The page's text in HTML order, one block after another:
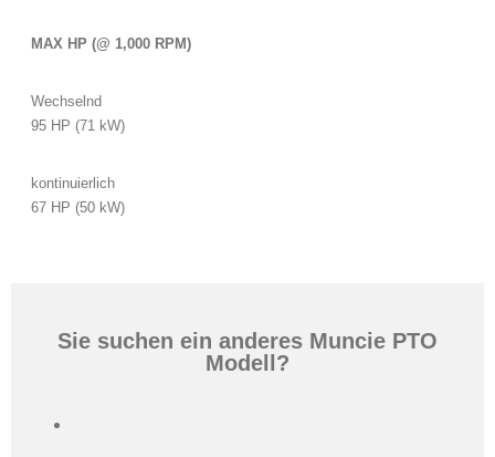
MAX HP (@ 1,000 RPM)
Wechselnd
95 HP (71 kW)
kontinuierlich
67 HP (50 kW)
Sie suchen ein anderes Muncie PTO
Modell?